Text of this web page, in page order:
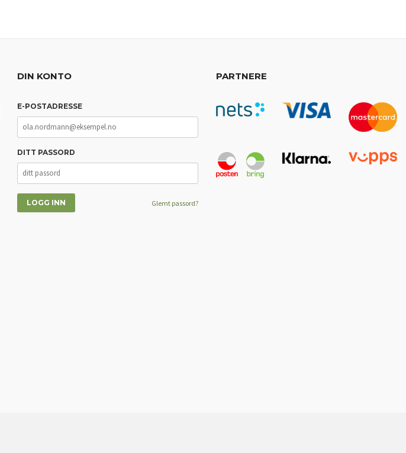
DIN KONTO
E-POSTADRESSE
DITT PASSORD
Glemt passord?
PARTNERE